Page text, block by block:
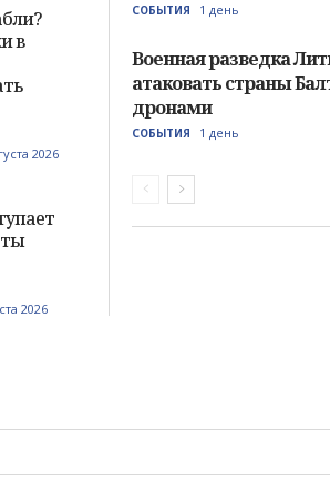
в
2026
2026
СОБЫТИЯ 1 день
Военная разведка
атаковать страны
дронами
СОБЫТИЯ 1 день